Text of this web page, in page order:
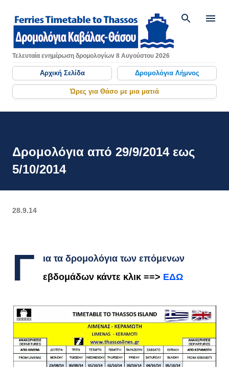
Μετάβαση στο κύριο περιεχόμενο
Τελευταία ενημέρωση δρομολογίων 8 Αυγούστου 2026
Αρχική Σελίδα Δρομολόγια Λήμνος
Ώρες για Θάσο με μια ματιά
Δρομολόγια από 29/9/2014 εως
5/10/2014
28.9.14
Γ
ια τα δρομολόγια των επόμενων
εβδομάδων κάντε κλικ ==> ΕΔΩ